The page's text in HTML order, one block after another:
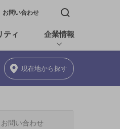
お問い合わせ 検索窓を開く
ティ 企業情報
現在地から探す
問い合わせ